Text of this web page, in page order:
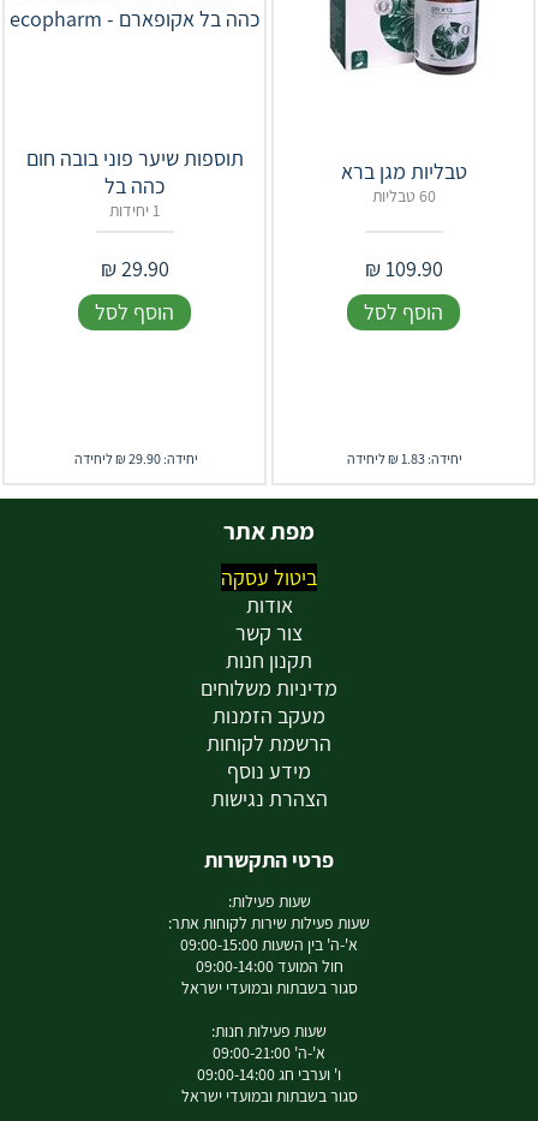
‎טבליות‎ ‎מגן‎ ‎ברא
60 טבליות
109.90
₪
הוסף לסל
יחידה: 1.83 ₪ ליחידה
תוספות שיער פוני בובה חום
כהה בל
1 יחידות
29.90
₪
הוסף לסל
יחידה: 29.90 ₪ ליחידה
מפת אתר
ביטול עסקה
אודות
צור קשר
תקנון חנות
מדיניות משלוחים
מעקב הזמנות
הרשמת לקוחות
מידע נוסף
הצהרת נגישות
פרטי התקשרות
שעות פעילות:
שעות פעילות שירות לקוחות אתר:
א'-ה' בין השעות 09:00-15:00
חול המועד 09:00-14:00
סגור בשבתות ובמועדי ישראל
שעות פעילות חנות:
א'-ה' 09:00-21:00
ו' וערבי חג 09:00-14:00
סגור בשבתות ובמועדי ישראל